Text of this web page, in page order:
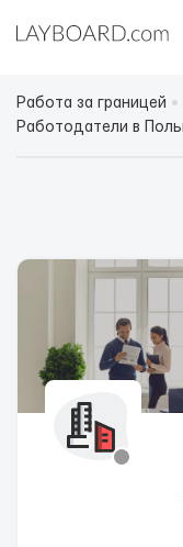
Работа за границей
Работодатели в